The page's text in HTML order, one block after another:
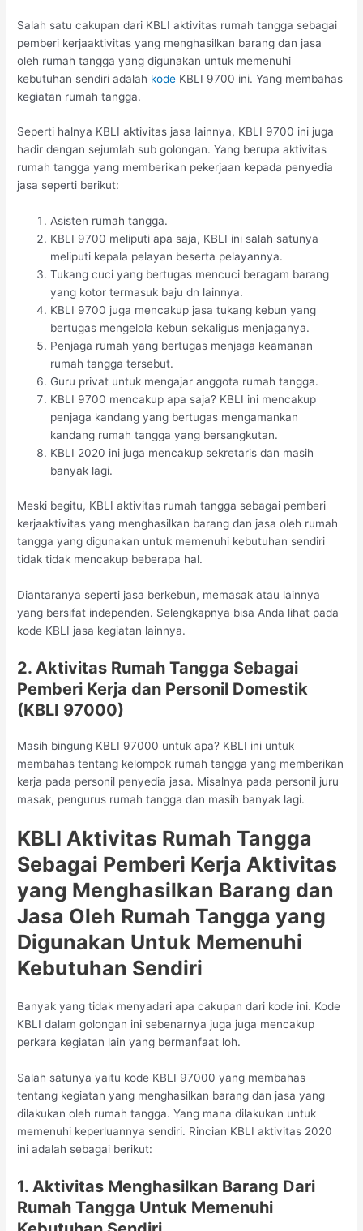
Salah satu cakupan dari KBLI aktivitas rumah tangga sebagai
pemberi kerjaaktivitas yang menghasilkan barang dan jasa
oleh rumah tangga yang digunakan untuk memenuhi
kebutuhan sendiri adalah kode KBLI 9700 ini. Yang membahas
kegiatan rumah tangga.
Seperti halnya KBLI aktivitas jasa lainnya, KBLI 9700 ini juga
hadir dengan sejumlah sub golongan. Yang berupa aktivitas
rumah tangga yang memberikan pekerjaan kepada penyedia
jasa seperti berikut:
Asisten rumah tangga.
KBLI 9700 meliputi apa saja, KBLI ini salah satunya
meliputi kepala pelayan beserta pelayannya.
Tukang cuci yang bertugas mencuci beragam barang
yang kotor termasuk baju dn lainnya.
KBLI 9700 juga mencakup jasa tukang kebun yang
bertugas mengelola kebun sekaligus menjaganya.
Penjaga rumah yang bertugas menjaga keamanan
rumah tangga tersebut.
Guru privat untuk mengajar anggota rumah tangga.
KBLI 9700 mencakup apa saja? KBLI ini mencakup
penjaga kandang yang bertugas mengamankan
kandang rumah tangga yang bersangkutan.
KBLI 2020 ini juga mencakup sekretaris dan masih
banyak lagi.
Meski begitu, KBLI aktivitas rumah tangga sebagai pemberi
kerjaaktivitas yang menghasilkan barang dan jasa oleh rumah
tangga yang digunakan untuk memenuhi kebutuhan sendiri
tidak tidak mencakup beberapa hal.
Diantaranya seperti jasa berkebun, memasak atau lainnya
yang bersifat independen. Selengkapnya bisa Anda lihat pada
kode KBLI jasa kegiatan lainnya.
2. Aktivitas Rumah Tangga Sebagai
Pemberi Kerja dan Personil Domestik
(KBLI 97000)
Masih bingung KBLI 97000 untuk apa? KBLI ini untuk
membahas tentang kelompok rumah tangga yang memberikan
kerja pada personil penyedia jasa. Misalnya pada personil juru
masak, pengurus rumah tangga dan masih banyak lagi.
KBLI Aktivitas Rumah Tangga
Sebagai Pemberi Kerja Aktivitas
yang Menghasilkan Barang dan
Jasa Oleh Rumah Tangga yang
Digunakan Untuk Memenuhi
Kebutuhan Sendiri
Banyak yang tidak menyadari apa cakupan dari kode ini. Kode
KBLI dalam golongan ini sebenarnya juga juga mencakup
perkara kegiatan lain yang bermanfaat loh.
Salah satunya yaitu kode KBLI 97000 yang membahas
tentang kegiatan yang menghasilkan barang dan jasa yang
dilakukan oleh rumah tangga. Yang mana dilakukan untuk
memenuhi keperluannya sendiri. Rincian KBLI aktivitas 2020
ini adalah sebagai berikut:
1. Aktivitas Menghasilkan Barang Dari
Rumah Tangga Untuk Memenuhi